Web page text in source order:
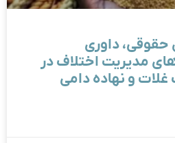
حقوقی، داوری
مدیریت اختلاف در
غلات و نهاده دامی